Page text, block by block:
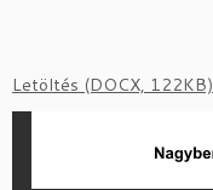
Letöltés (DOCX, 122KB)